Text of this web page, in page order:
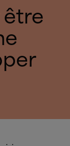
être